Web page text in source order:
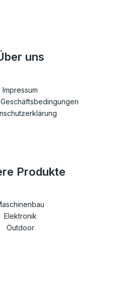
uns
Impressum
Produkte
Elektronik
Outdoor